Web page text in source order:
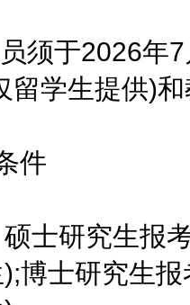
于2026年7
留学生提供)
件
研究生报考
博士研究生